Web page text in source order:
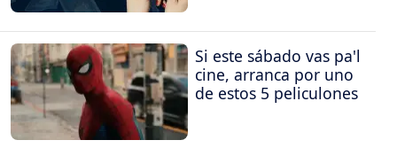
Si este sábado vas pa'l
cine, arranca por uno
de estos 5 peliculones